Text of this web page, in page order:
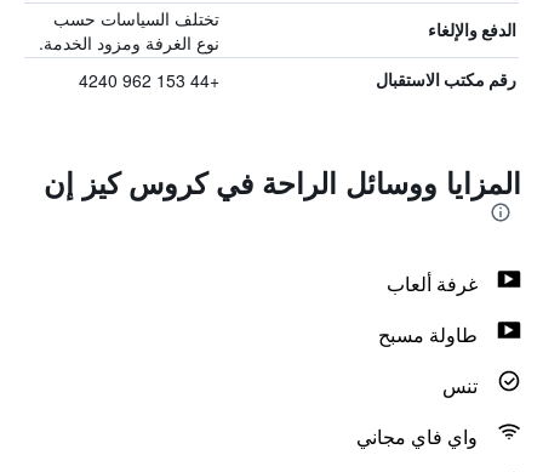
الدفع والإلغاء
تختلف السياسات حسب
نوع الغرفة ومزود الخدمة.
رقم مكتب الاستقبال +44 153 962 4240
المزايا ووسائل الراحة في كروس كيز إن
غرفة ألعاب
طاولة مسبح
تنس
واي فاي مجاني